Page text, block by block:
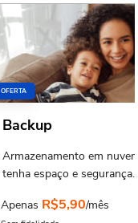
OFERTA
Backup
Armazenamento em
tenha espaço e segurança.
Apenas R$5,90/mês